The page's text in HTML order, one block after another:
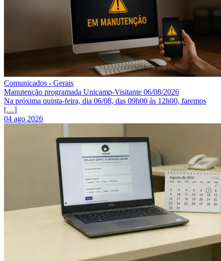
Comunicados - Gerais
Manutenção programada Unicamp-Visitante 06/08/2026
Na próxima quinta-feira, dia 06/08, das 09h00 às 12h00, faremos
[…]
04 ago 2026